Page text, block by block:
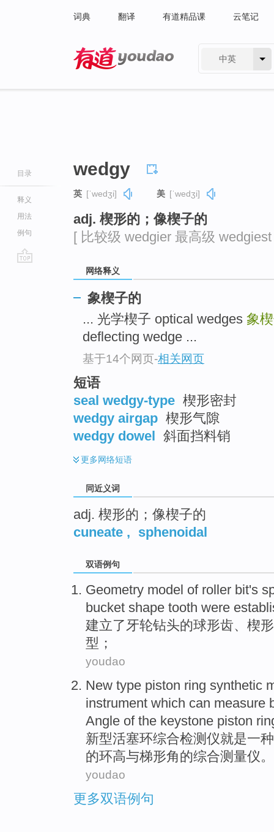
词典 翻译 有道精品课 云笔记
中英
目录
释义
用法
例句
wedgy
英 [ˈwedʒi] 美 [ˈwedʒi]
adj. 楔形的；像楔子的
[ 比较级 wedgier 最高级
网络释义
象楔子的
... 光学楔子 optical wedges 象
deflecting wedge ...
基于14个网页-相关网页
短语
seal wedgy-type 楔形密封
wedgy airgap 楔形气隙
wedgy dowel 斜面挡料销
更多网络短语
同近义词
adj. 楔形的；像楔子的
cuneate , sphenoidal
双语例句
Geometry model of roller bit's
bucket shape tooth were
建立了牙轮钻头的球形齿、 楔形
型 ；
youdao
New type piston ring synthetic
instrument which can measure
Angle ofthe keystone piston
新型活塞环综合检测仪就是一种
的环高与梯形角的综合测量仪。
youdao
更多双语例句